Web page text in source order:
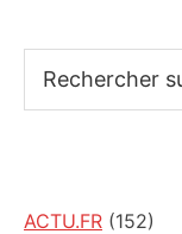
sur
ACTU.FR (152)